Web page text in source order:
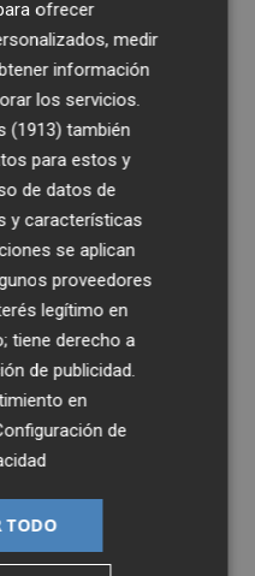
ofrecer
medir
información
los servicios.
(1913) también
para estos y
de datos de
y características
se aplican
proveedores
legítimo en
tiene derecho a
de publicidad
en
de
TODO